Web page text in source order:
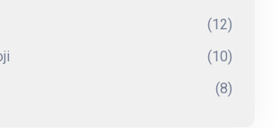
(12)
(10)
(8)